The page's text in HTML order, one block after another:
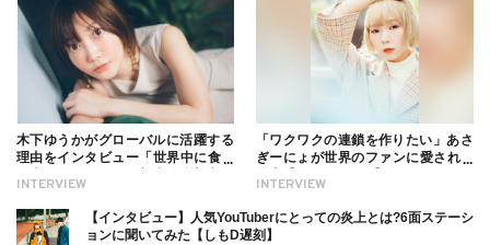
INTERVIEW
木下ゆうかがグローバルに活躍する
理由をインタビュー「世界中に食べ
ついても
INTERVIEW
「ワクワクの連鎖を作りたい」あさ
ぎーにょが世界のファンに愛される
【インタビュー】人気YouTuberにとっての炎上とは?6面ステーシ
ョンに聞いてみた【しもD遅刻】